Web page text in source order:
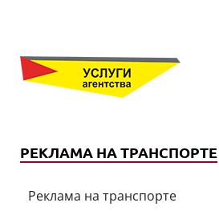
РЕКЛАМА НА ТРАНСПОРТЕ
Реклама на транспорте